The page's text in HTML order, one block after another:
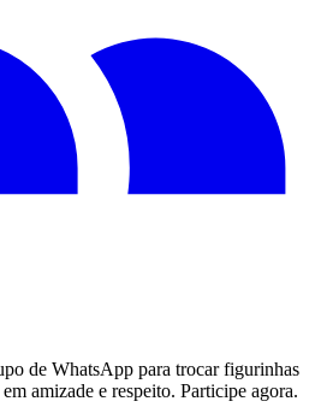
de WhatsApp para trocar figurinhas
amizade e respeito. Participe agora.